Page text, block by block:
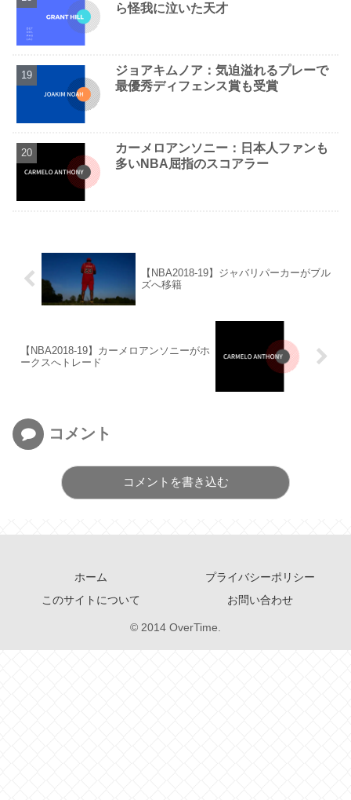
ら怪我に泣いた天才
ジョアキムノア：気迫溢れるプレーで
最優秀ディフェンス賞も受賞
カーメロアンソニー：日本人ファンも
多いNBA屈指のスコアラー
【NBA2018-19】ジャバリパーカーがブル
ズへ移籍
【NBA2018-19】カーメロアンソニーがホ
ークスへトレード
コメント
コメントを書き込む
ホーム
プライバシーポリシー
このサイトについて
お問い合わせ
© 2014 OverTime.